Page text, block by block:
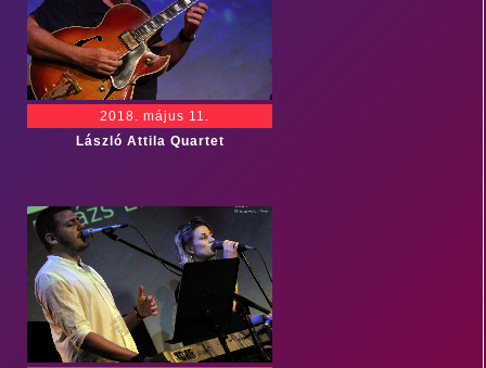
2018. május 11.
László Attila Quartet